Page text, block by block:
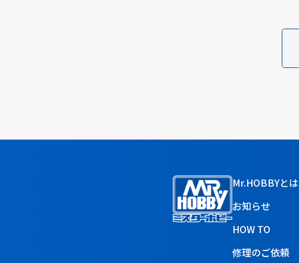
Mr.HOBBYとは
お知らせ
HOW TO
修理のご依頼